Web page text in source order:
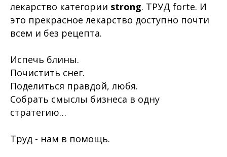
лекарство категории strong. ТРУД forte. И
это прекрасное лекарство доступно почти
всем и без рецепта.
Испечь блины.
Почистить снег.
Поделиться правдой, любя.
Собрать смыслы бизнеса в одну
стратегию…
Труд - нам в помощь.